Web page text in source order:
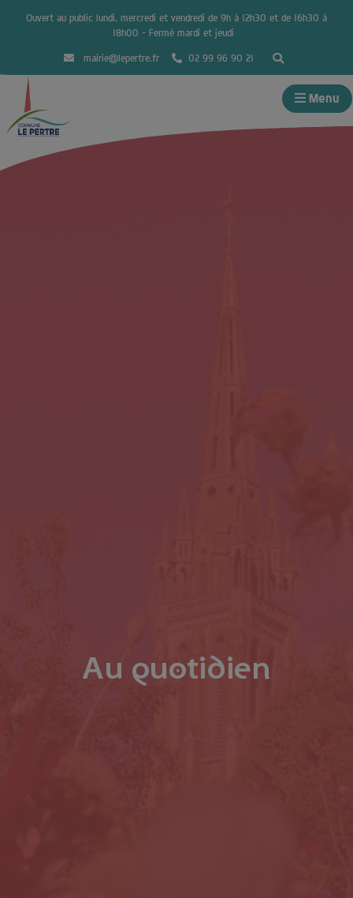
Ouvert au public lundi, mercredi et vendredi de 9h à 12h30 et de 16h30 à
18h00 – Fermé mardi et jeudi
mairie@lepertre.fr 02 99 96 90 21
Menu
Au quotidien